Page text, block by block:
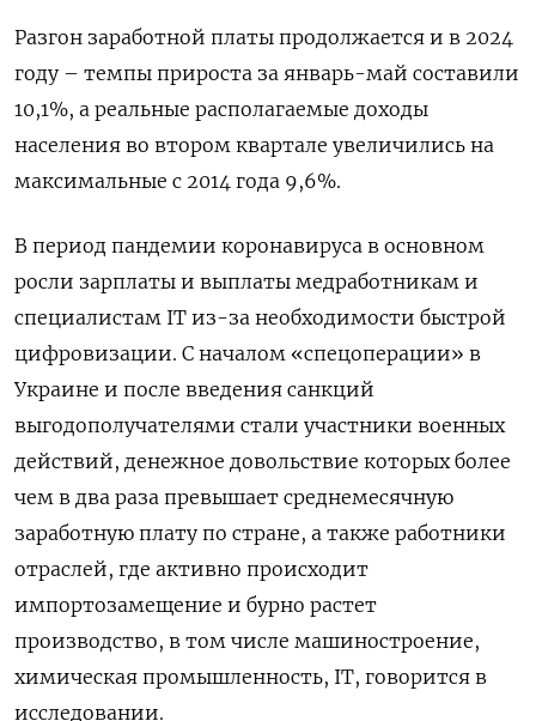
Разгон заработной платы продолжается и в 2024
году – темпы прироста за январь-май составили
10,1%, а реальные располагаемые доходы
населения во втором квартале увеличились на
максимальные с 2014 года 9,6%.
В период пандемии коронавируса в основном
росли зарплаты и выплаты медработникам и
специалистам IT из-за необходимости быстрой
цифровизации. С началом «спецоперации» в
Украине и после введения санкций
выгодополучателями стали участники военных
действий, денежное довольствие которых более
чем в два раза превышает среднемесячную
заработную плату по стране, а также работники
отраслей, где активно происходит
импортозамещение и бурно растет
производство, в том числе машиностроение,
химическая промышленность, IT, говорится в
исследовании.